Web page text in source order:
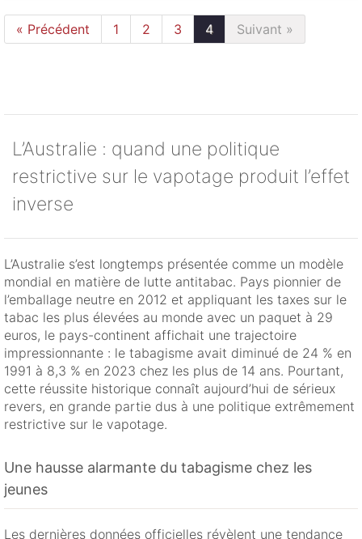
« Précédent 1 2 3 4 Suivant »
L’Australie : quand une politique
restrictive sur le vapotage produit l’effet
inverse
L’Australie s’est longtemps présentée comme un modèle
mondial en matière de lutte antitabac. Pays pionnier de
l’emballage neutre en 2012 et appliquant les taxes sur le
tabac les plus élevées au monde avec un paquet à 29
euros, le pays-continent affichait une trajectoire
impressionnante : le tabagisme avait diminué de 24 % en
1991 à 8,3 % en 2023 chez les plus de 14 ans. Pourtant,
cette réussite historique connaît aujourd’hui de sérieux
revers, en grande partie dus à une politique extrêmement
restrictive sur le vapotage.
Une hausse alarmante du tabagisme chez les
jeunes
Les dernières données officielles révèlent une tendance